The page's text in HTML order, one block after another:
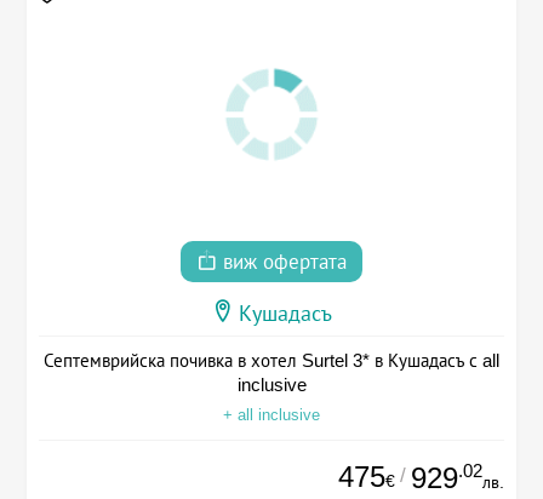
виж офертата
Кушадасъ
Септемврийска почивка в хотел Surtel 3* в Кушадасъ с all
inclusive
+ all inclusive
475€ / 929.02
лв.